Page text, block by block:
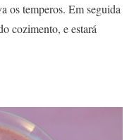
os temperos. Em seguida
cozimento, e estará